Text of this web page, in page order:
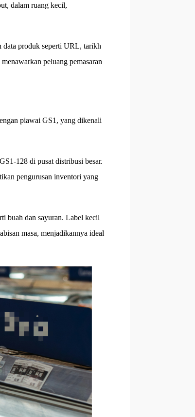
dalam ruang kecil,
produk seperti URL, tarikh
peluang pemasaran
piawai GS1, yang dikenali
128 di pusat distribusi besar.
pengurusan inventori yang
buah dan sayuran. Label kecil
masa, menjadikannya ideal